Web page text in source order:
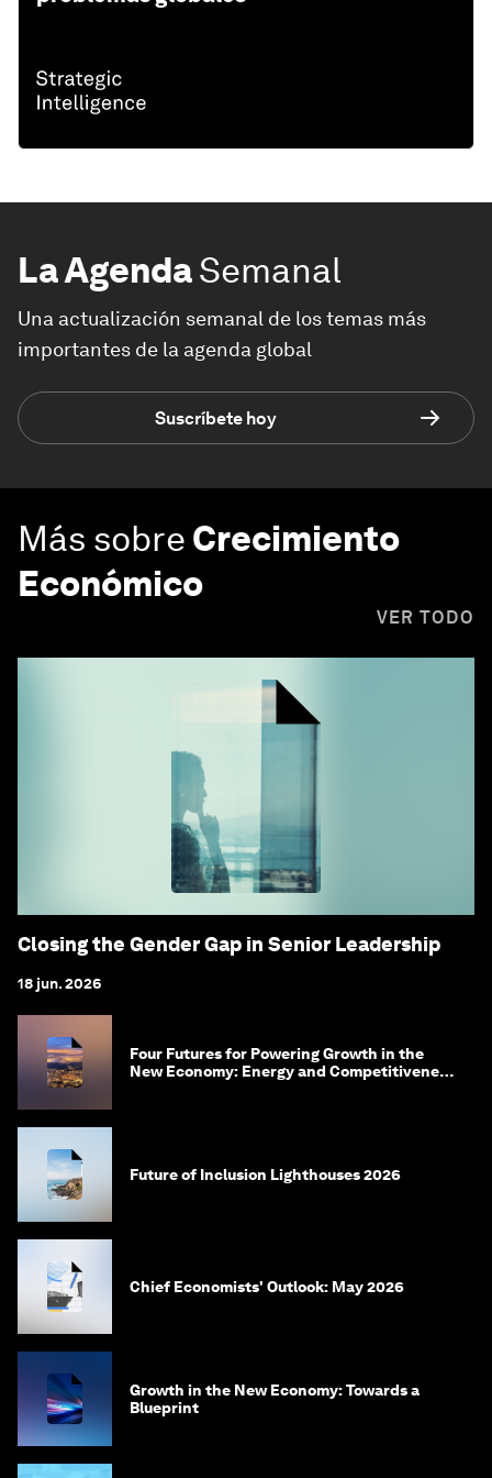
La AgendaSemanal
Una actualización semanal de los temas más
importantes de la agenda global
Suscríbete hoy
Más sobre Crecimiento
Económico
VER TODO
Closing the Gender Gap in Senior Leadership
18 jun. 2026
Four Futures for Powering Growth in the
New Economy: Energy and Competitiveness
Future of Inclusion Lighthouses 2026
Chief Economists' Outlook: May 2026
Growth in the New Economy: Towards a
Blueprint